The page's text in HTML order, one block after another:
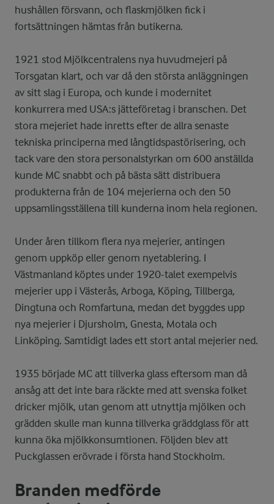
hushållen försvann, och flaskmjölken fick i
fortsättningen hämtas från butikerna.
1921 stod Mjölkcentralens nya huvudmejeri på
Torsgatan klart, och var då den största anläggningen
av sitt slag i Europa, och kunde i modernitet
konkurrera med USA:s jätteföretag i branschen. Det
stora mejeriet hade inretts efter de allra senaste
tekniska principerna med långtidspastörisering, och
tack vare den stora personalstyrkan om 600 anställda
kunde MC snabbt och på bästa sätt distribuera
produkterna från de 104 mejerierna och den 50
uppsamlingsställena till kunderna inom hela regionen.
Under åren tillkom flera nya mejerier, antingen
genom uppköp eller genom nyetablering. I
Västmanland köptes under 1920-talet exempelvis
mejerier upp i Västerås, Arboga, Köping, Tillberga,
Dingtuna och Romfartuna, medan det byggdes upp
nya mejerier i Djursholm, Gnesta, Motala och
Linköping. Samtidigt lades ett stort antal mejerier ned.
1935 började MC att tillverka glass eftersom man då
ansåg att det inte bara räckte med att svenska folket
dricker mjölk, utan genom att utnyttja mjölken och
grädden skulle man kunna tillverka gräddglass för att
kunna öka mjölkkonsumtionen. Följden blev att
Puckglassen erövrade i första hand Stockholm.
Branden medförde